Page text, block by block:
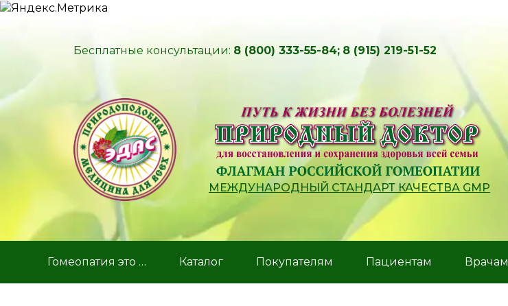
Бесплатные консультации: 8 (800) 333-55-84; 8 (915) 219-51-52
МЕЖДУНАРОДНЫЙ СТАНДАРТ КАЧЕСТВА GMP
Гомеопатия это … Каталог Покупателям Пациентам Врачам